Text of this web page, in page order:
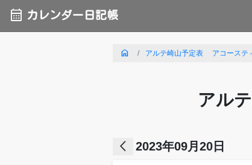
calendar_month カレンダー日記帳
home アルテ崎山予定表 アコーステ
アル
arrow_back_ios 2023年09月20日